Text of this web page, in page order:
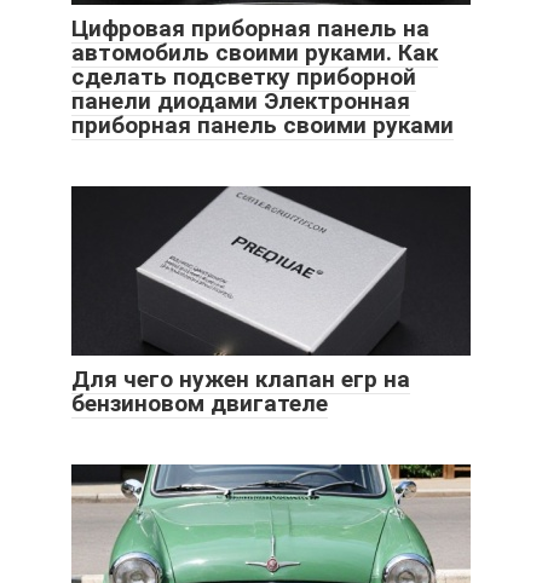
Цифровая приборная панель на
автомобиль своими руками. Как
сделать подсветку приборной
панели диодами Электронная
приборная панель своими руками
Для чего нужен клапан егр на
бензиновом двигателе